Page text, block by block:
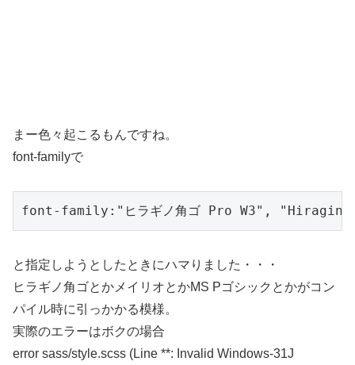
まー色々起こるもんですね。
font-familyで
font-family:"ヒラギノ角ゴ Pro W3",
と指定しようとしたときにハマりました・・・
ヒラギノ角ゴとかメイリオとかMS Pゴシックとかがコン
パイル時に引っかかる模様。
実際のエラーはボクの場合
error sass/style.scss (Line **: Invalid Windows-31J